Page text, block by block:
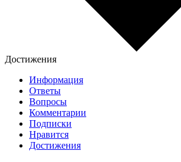
Достижения
Информация
Ответы
Вопросы
Комментарии
Подписки
Нравится
Достижения